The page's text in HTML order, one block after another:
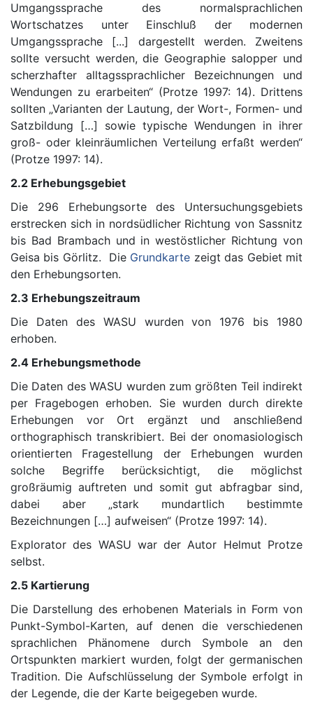
Umgangssprache des normalsprachlichen
Wortschatzes unter Einschluß der modernen
Umgangssprache [...] dargestellt werden. Zweitens
sollte versucht werden, die Geographie salopper und
scherzhafter alltagssprachlicher Bezeichnungen und
Wendungen zu erarbeiten“ (Protze 1997: 14). Drittens
sollten „Varianten der Lautung, der Wort-, Formen- und
Satzbildung […] sowie typische Wendungen in ihrer
groß- oder kleinräumlichen Verteilung erfaßt werden“
(Protze 1997: 14).
2.2 Erhebungsgebiet
Die 296 Erhebungsorte des Untersuchungsgebiets
erstrecken sich in nordsüdlicher Richtung von Sassnitz
bis Bad Brambach und in westöstlicher Richtung von
Geisa bis Görlitz. Die Grundkarte zeigt das Gebiet mit
den Erhebungsorten.
2.3 Erhebungszeitraum
Die Daten des WASU wurden von 1976 bis 1980
erhoben.
2.4 Erhebungsmethode
Die Daten des WASU wurden zum größten Teil indirekt
per Fragebogen erhoben. Sie wurden durch direkte
Erhebungen vor Ort ergänzt und anschließend
orthographisch transkribiert. Bei der onomasiologisch
orientierten Fragestellung der Erhebungen wurden
solche Begriffe berücksichtigt, die möglichst
großräumig auftreten und somit gut abfragbar sind,
dabei aber „stark mundartlich bestimmte
Bezeichnungen […] aufweisen“ (Protze 1997: 14).
Explorator des WASU war der Autor Helmut Protze
selbst.
2.5 Kartierung
Die Darstellung des erhobenen Materials in Form von
Punkt-Symbol-Karten, auf denen die verschiedenen
sprachlichen Phänomene durch Symbole an den
Ortspunkten markiert wurden, folgt der germanischen
Tradition. Die Aufschlüsselung der Symbole erfolgt in
der Legende, die der Karte beigegeben wurde.